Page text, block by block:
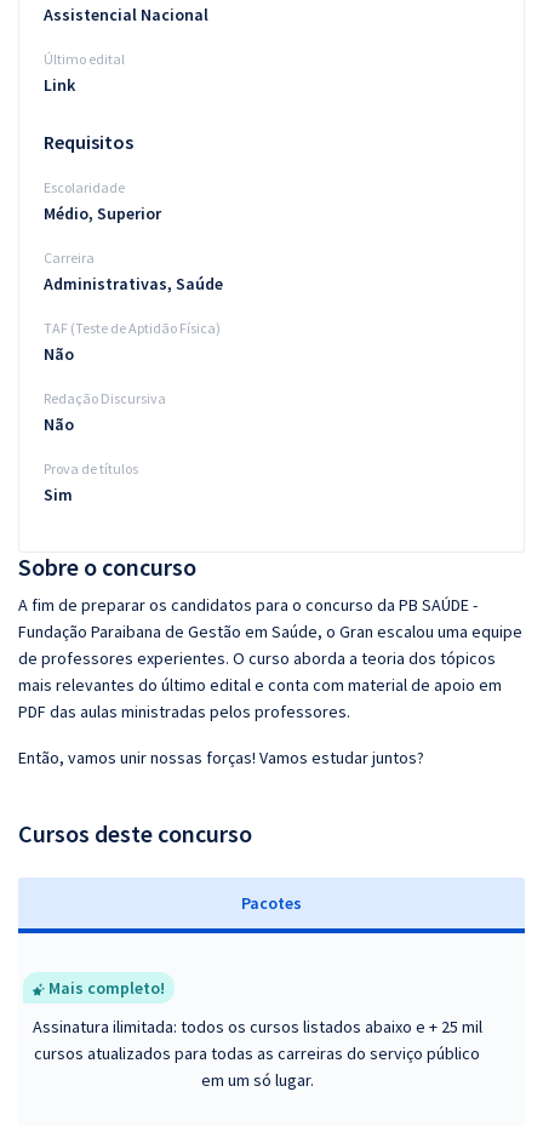
Sobre o concurso
A fim de preparar os candidatos para o concurso da PB SAÚDE -
Fundação Paraibana de Gestão em Saúde, o Gran escalou uma equipe
de professores experientes. O curso aborda a teoria dos tópicos
mais relevantes do último edital e conta com material de apoio em
PDF das aulas ministradas pelos professores.
Então, vamos unir nossas forças! Vamos estudar juntos?
Cursos deste concurso
Pacotes
Mais completo!
Assinatura ilimitada: todos os cursos listados abaixo e + 25 mil
cursos atualizados para todas as carreiras do serviço público
em um só lugar.
Assistencial Nacional
Último edital
Link
Requisitos
Escolaridade
Médio, Superior
Carreira
Administrativas, Saúde
TAF (Teste de Aptidão Física)
Não
Redação Discursiva
Não
Prova de títulos
Sim